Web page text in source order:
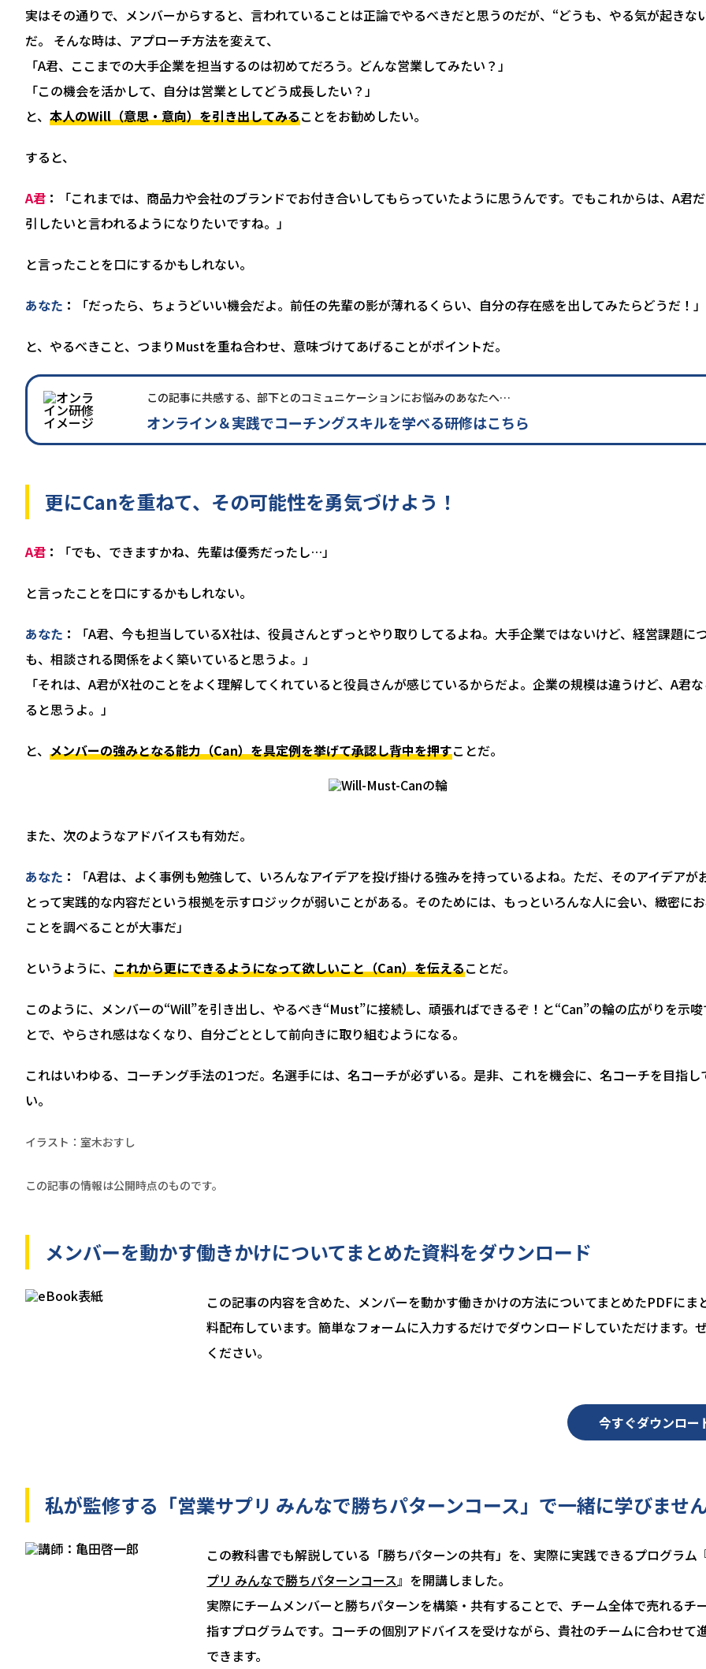
実はその通りで、メンバーからすると、言われていることは正論でやるべきだと思うのだが、“どうも、やる気が起きな
だ。 そんな時は、アプローチ方法を変えて、
「A君、ここまでの大手企業を担当するのは初めてだろう。どんな営業してみたい？」
「この機会を活かして、自分は営業としてどう成長したい？」
と、 本人のWill（意思・意向）を引き出してみることをお勧めしたい。
すると、
A君
「これまでは、商品力や会社のブランドでお付き合いしてもらっていたように思うんです。でもこれからは、A君
引したいと言われるようになりたいですね。」
と言ったことを口にするかもしれない。
あなた 「だったら、ちょうどいい機会だよ。前任の先輩の影が薄れるくらい、自分の存在感を出してみたらどうだ！」
と、やるべきこと、つまりMustを重ね合わせ、意味づけてあげることがポイントだ。
この記事に共感する、部下とのコミュニケーションにお悩みのあなたへ…
オンライン＆実践でコーチングスキルを学べる研修はこちら
更にCanを重ねて、その可能性を勇気づけよう！
A君 「でも、できますかね、先輩は優秀だったし…」
と言ったことを口にするかもしれない。
あなた
「A君、今も担当しているX社は、役員さんとずっとやり取りしてるよね。大手企業ではないけど、経営課題に
も、相談される関係をよく築いていると思うよ。」
「それは、A君がX社のことをよく理解してくれていると役員さんが感じているからだよ。企業の規模は違うけど、A君
ると思うよ。」
と、 メンバーの強みとなる能力（Can）を具定例を挙げて承認し背中を押すことだ。
また、次のようなアドバイスも有効だ。
あなた
「A君は、よく事例も勉強して、いろんなアイデアを投げ掛ける強みを持っているよね。ただ、そのアイデアが
とって実践的な内容だという根拠を示すロジックが弱いことがある。そのためには、もっといろんな人に会い、緻密に
ことを調べることが大事だ」
というように、 これから更にできるようになって欲しいこと（Can）を伝えることだ。
このように、メンバーの“Will”を引き出し、やるべき“Must”に接続し、頑張ればできるぞ！と“Can”の輪の広がりを示唆
とで、やらされ感はなくなり、自分ごととして前向きに取り組むようになる。
これはいわゆる、コーチング手法の1つだ。名選手には、名コーチが必ずいる。是非、これを機会に、名コーチを目指し
い。
イラスト：室木おすし
この記事の情報は公開時点のものです。
メンバーを動かす働きかけについてまとめた資料をダウンロード
この記事の内容を含めた、メンバーを動かす働きかけの方法についてまとめたPDFにま
料配布しています。簡単なフォームに入力するだけでダウンロードしていただけます。
ください。
今すぐダウンロー
私が監修する「営業サプリ みんなで勝ちパターンコース」で一緒に学びませ
この教科書でも解説している「勝ちパターンの共有」を、実際に実践できるプログラム
プリ みんなで勝ちパターンコース』を開講しました。
実際にチームメンバーと勝ちパターンを構築・共有することで、チーム全体で売れるチ
指すプログラムです。コーチの個別アドバイスを受けながら、貴社のチームに合わせて
できます。